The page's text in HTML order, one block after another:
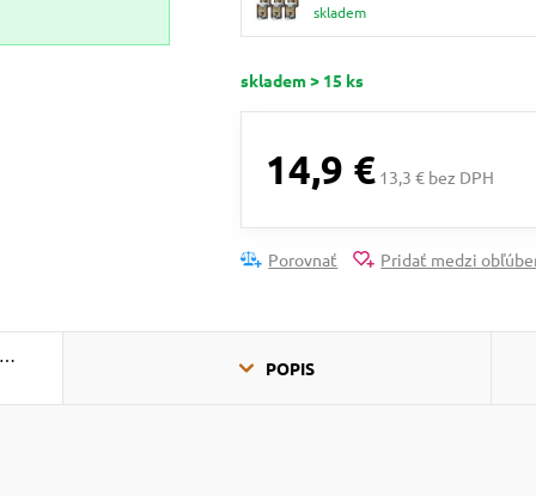
skladem
skladem > 15 ks
14,9 € 13,3 € bez DPH
Porovnať Pridať medzi
POPIS